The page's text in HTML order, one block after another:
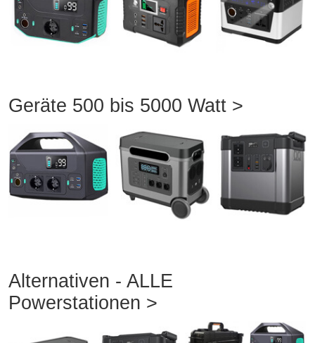
Geräte 500 bis 5000 Watt >
Alternativen - ALLE
Powerstationen >